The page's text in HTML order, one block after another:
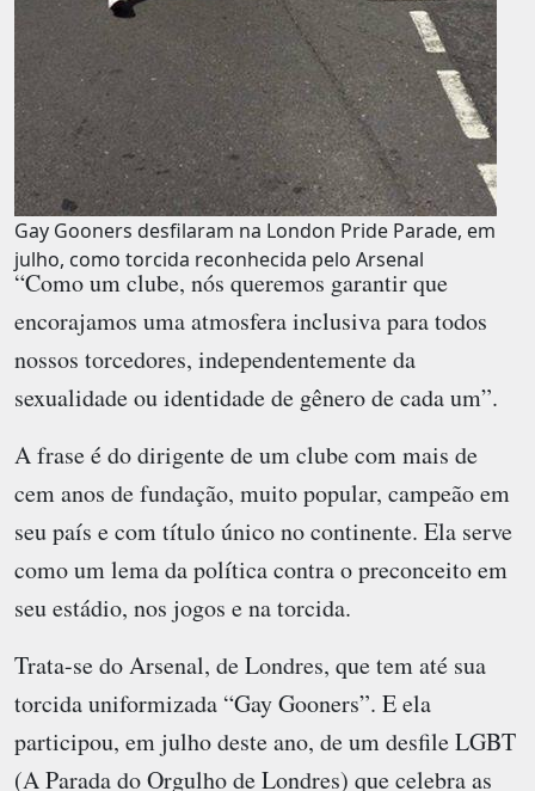
Gay Gooners desfilaram na London Pride Parade, em
julho, como torcida reconhecida pelo Arsenal
“Como um clube, nós queremos garantir que
encorajamos uma atmosfera inclusiva para todos
nossos torcedores, independentemente da
sexualidade ou identidade de gênero de cada um”.
A frase é do dirigente de um clube com mais de
cem anos de fundação, muito popular, campeão em
seu país e com título único no continente. Ela serve
como um lema da política contra o preconceito em
seu estádio, nos jogos e na torcida.
Trata-se do Arsenal, de Londres, que tem até sua
torcida uniformizada “Gay Gooners”. E ela
participou, em julho deste ano, de um desfile LGBT
(A Parada do Orgulho de Londres) que celebra as